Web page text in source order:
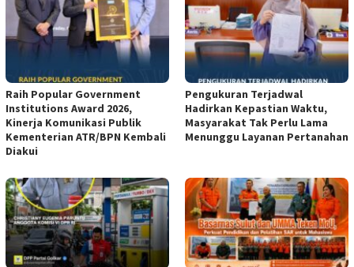
Raih Popular Government
Institutions Award 2026,
Kinerja Komunikasi Publik
Kementerian ATR/BPN Kembali
Diakui
Pengukuran Terjadwal
Hadirkan Kepastian Waktu,
Masyarakat Tak Perlu Lama
Menunggu Layanan Pertanahan